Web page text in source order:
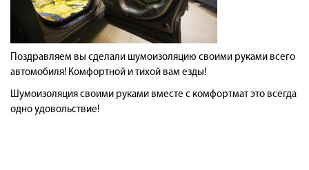
Поздравляем вы сделали шумоизоляцию своими руками всего
автомобиля! Комфортной и тихой вам езды!
Шумоизоляция своими руками вместе с комфортмат это всегда
одно удовольствие!